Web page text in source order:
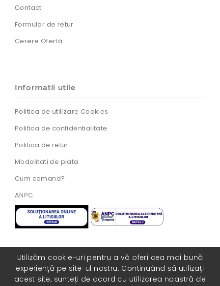
Contact
Formular de retur
Cerere Ofertă
Informatii utile
Politica de utilizare Cookies
Politica de confidentialitate
Politica de retur
Modalitati de plata
Cum comand?
ANPC
Utilizăm cookie-uri pentru a vă oferi cea mai bună
experiență pe site-ul nostru. Continuând să utilizați
acest site, sunteți de acord cu utilizarea noastră de
Toate drepturile rezervate. Realizat cu ❤️ de
catre COLORISITE.RO